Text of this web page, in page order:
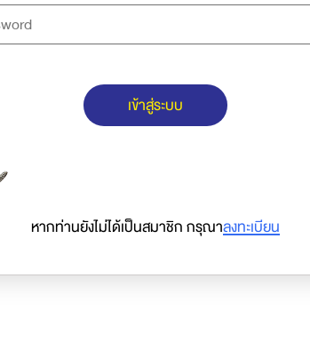
เข้าสู่ระบบ
หากท่านยังไม่ได้เป็นสมาชิก กรุณาลงทะเบียน